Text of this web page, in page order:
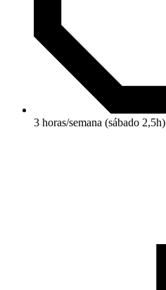
3 horas/semana (sábado 2,5h)